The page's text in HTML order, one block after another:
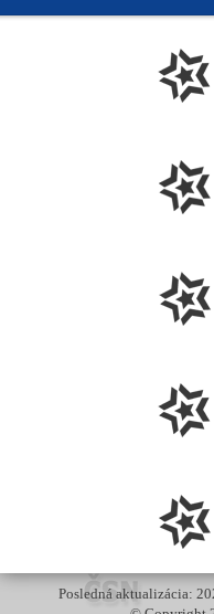
Posledná aktualizácia: